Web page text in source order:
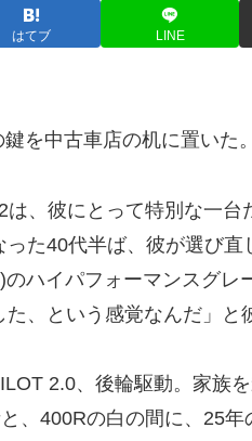
はてブ LINE
を中古車店の机に置いた。
、彼にとって特別な一台
た40代半ば、彼が選び直
ハイパフォーマンスグレ
、という感覚なんだ」と
2.0、後輪駆動。家族
、400Rの白の間に、25年